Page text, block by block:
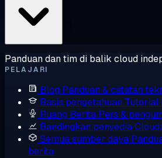
Panduan dan tim di balik cloud
PELAJARI
Blog Panduan & catatan
Basis pengetahuan Tutorial
Ruang Berita Pers &
Bandingkan penyedia
Semua sumber daya
berita